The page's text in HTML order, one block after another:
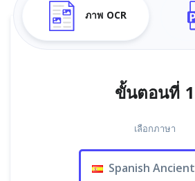
ภาพ OCR
ขั้นตอนที่ 1
เลือกภาษา
Spanish Ancient